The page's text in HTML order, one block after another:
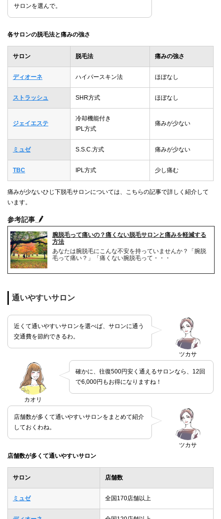
サロンを選んで。
各サロンの脱毛法と痛みの強さ
サロン 脱毛法 痛みの強さ
ディオーネ ハイパースキン法 ほぼなし
ストラッシュ SHR方式 ほぼなし
ジェイエステ
冷却機能付き
IPL方式
痛みが少ない
ミュゼ S.S.C.方式 痛みが少ない
TBC IPL方式 少し痛む
痛みが少ないひじ下脱毛サロンについては、こちらの記事で詳しく紹介して
います。
参考記事
腕脱毛って痛いの？痛くない脱毛サロンと痛みを軽減する
方法
あなたは腕脱毛にこんな不安を持っていませんか？「腕脱
毛って痛い？」「痛くない腕脱毛って・・・
通いやすいサロン
ツカサ
近くて通いやすいサロンを選べば、サロンに通う
交通費を節約できるわ。
カオリ
確かに、往復500円安く通えるサロンなら、12回
で6,000円もお得になりますね！
ツカサ
店舗数が多くて通いやすいサロンをまとめて紹介
しておくわね。
店舗数が多くて通いやすいサロン
サロン 店舗数
ミュゼ 全国170店舗以上